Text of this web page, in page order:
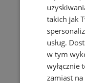
takich jak
usług.
w tym
wyłącznie
zamiast